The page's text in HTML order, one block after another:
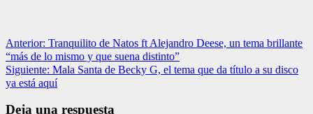
Navegación
de
entradas
Anterior: Tranquilito de Natos ft Alejandro Deese, un tema brillante
“más de lo mismo y que suena distinto”
Siguiente: Mala Santa de Becky G, el tema que da título a su disco
ya está aquí
Deja una respuesta